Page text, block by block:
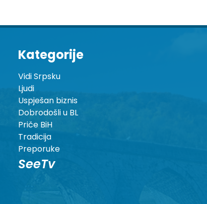
Kategorije
Vidi Srpsku
Ljudi
Uspješan biznis
Dobrodošli u BL
Priče BiH
Tradicija
Preporuke
SeeTv